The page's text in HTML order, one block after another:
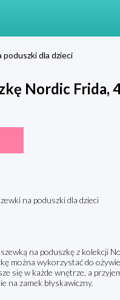
dla dzieci
Nordic Frida,
na poduszki dla dzieci
na poduszkę z kolekcji
można wykorzystać do
się w każde wnętrze, a
na zamek błyskawiczny.